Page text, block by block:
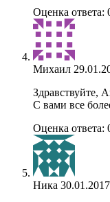
Оценка ответа:
Михаил
Здравствуйте,
С вами все
Оценка ответа:
Ника